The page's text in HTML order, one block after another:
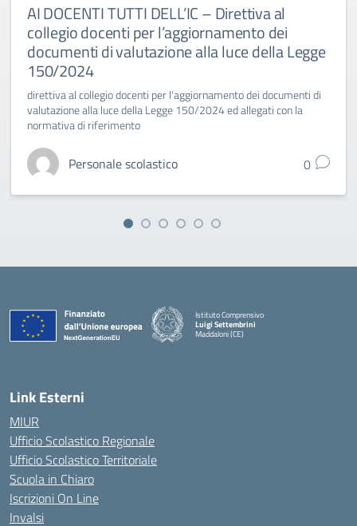
AI DOCENTI TUTTI DELL’IC – Direttiva al
collegio docenti per l’aggiornamento dei
documenti di valutazione alla luce della Legge
150/2024
direttiva al collegio docenti per l'aggiornamento dei documenti di
valutazione alla luce della Legge 150/2024 ed allegati con la
normativa di riferimento
Personale scolastico 0
Istituto Comprensivo
Luigi Settembrini
Maddaloni (CE)
Link Esterni
MIUR
Ufficio Scolastico Regionale
Ufficio Scolastico Territoriale
Scuola in Chiaro
Iscrizioni On Line
Invalsi